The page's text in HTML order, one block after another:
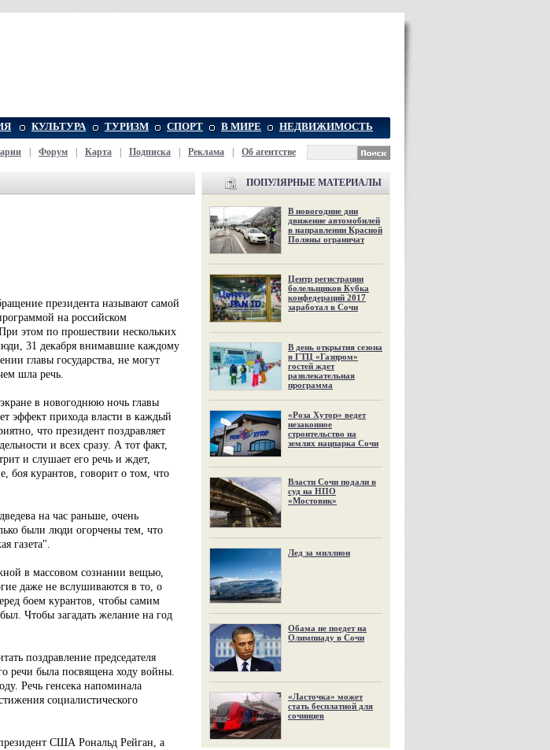
КУЛЬТУРА ТУРИЗМ СПОРТ В МИРЕ НЕДВИЖИМОСТЬ
Форум Карта Подписка Реклама Об агентстве
президента называют самой
на российском
этом по прошествии нескольких
31 декабря внимавшие каждому
главы государства, не могут
шла речь.
в новогоднюю ночь главы
эффект прихода власти в каждый
что президент поздравляет
и всех сразу. А тот факт,
и слушает его речь и ждет,
боя курантов, говорит о том, что
на час раньше, очень
были люди огорчены тем, что
газета".
в массовом сознании вещью,
даже не вслушиваются в то, о
боем курантов, чтобы самим
Чтобы загадать желание на год
поздравление председателя
речи была посвящена ходу войны.
Речь генсека напоминала
социалистического
США Рональд Рейган, а
ПОПУЛЯРНЫЕ МАТЕРИАЛЫ
В новогодние дни
движение автомобилей
в направлении Красной
Поляны ограничат
Центр регистрации
болельщиков Кубка
конфедераций 2017
заработал в Сочи
В день открытия сезона
в ГТЦ «Газпром»
гостей ждет
развлекательная
программа
«Роза Хутор» ведет
незаконное
строительство на
землях нацпарка Сочи
Власти Сочи подали в
суд на НПО
«Мостовик»
Лед за миллион
Обама не поедет на
Олимпиаду в Сочи
«Ласточка» может
стать бесплатной для
сочинцев